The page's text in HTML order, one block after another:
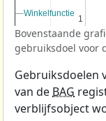
1
1
Winkelfunctie
Winkelfunctie
Bovenstaande
gebruiksdoel voor
Gebruiksdoelen
van de BAG
verblijfsobject